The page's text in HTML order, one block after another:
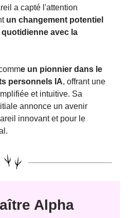
a capté l'attention
un changement potentiel
avec la
e un pionnier dans le
personnels IA, offrant une
et intuitive. Sa
annonce un avenir
innovant et pour le
Alpha